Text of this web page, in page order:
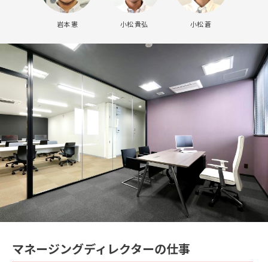
この仕事のスタッフインタビューを見る
岩本 憲 小松 貴弘 小松 蒼